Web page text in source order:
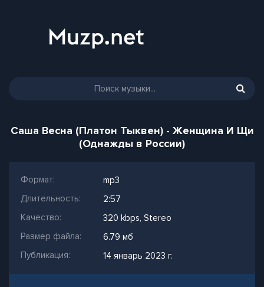
Саша Весна (Платон Тыквен) - Женщина И Щи
(Однажды в России)
Формат:
mp3
Длительность:
2:57
Качество:
320 kbps, Stereo
Размер файла:
6.79 мб
Публикация:
14 январь 2023 г.